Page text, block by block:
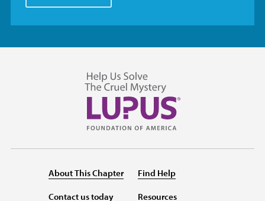
About This Chapter
Contact us today
Find Help
Resources